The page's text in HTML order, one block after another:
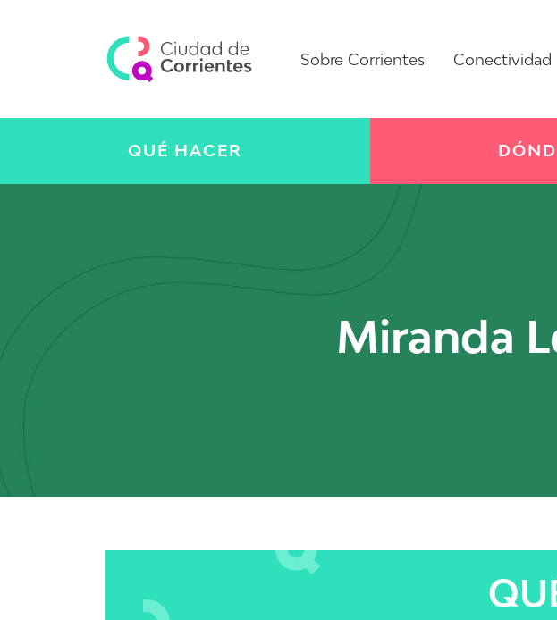
Sobre Corrientes Conectividad
QUÉ HACER
Miranda